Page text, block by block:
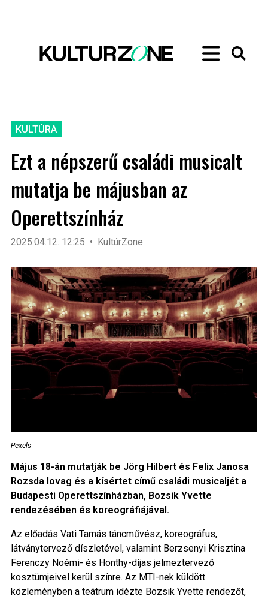
KULTÚRA
Ezt a népszerű családi musicalt
mutatja be májusban az
Operettszínház
2025.04.12. 12:25 KultúrZone
Pexels
Május 18-án mutatják be Jörg Hilbert és Felix Janosa
Rozsda lovag és a kísértet című családi musicaljét a
Budapesti Operettszínházban, Bozsik Yvette
rendezésében és koreográfiájával.
Az előadás Vati Tamás táncművész, koreográfus,
látványtervező díszletével, valamint Berzsenyi Krisztina
Ferenczy Noémi- és Honthy-díjas jelmeztervező
kosztümjeivel kerül színre. Az MTI-nek küldött
közleményben a teátrum idézte Bozsik Yvette rendezőt,